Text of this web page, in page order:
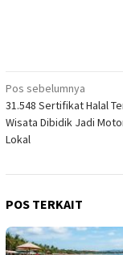
Navigasi
pos
Pos sebelumnya
31.548 Sertifikat Halal
Wisata Dibidik Jadi
Lokal
POS TERKAIT